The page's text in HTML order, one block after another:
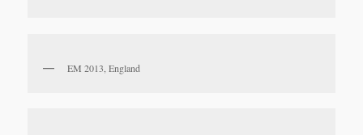
EM 2013, England